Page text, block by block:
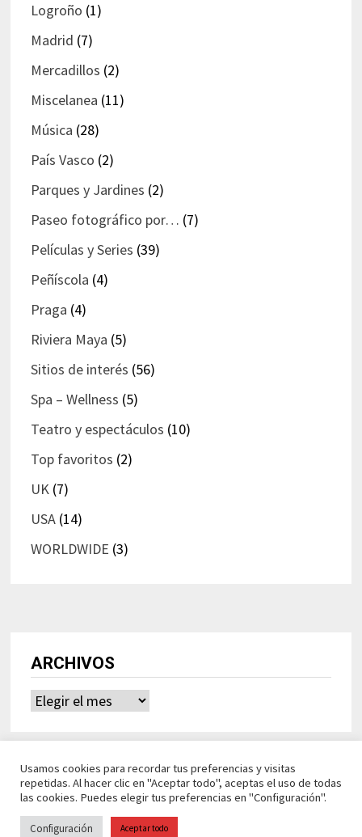
Logroño (1)
Madrid (7)
Mercadillos (2)
Miscelanea (11)
Música (28)
País Vasco (2)
Parques y Jardines (2)
Paseo fotográfico por… (7)
Películas y Series (39)
Peñíscola (4)
Praga (4)
Riviera Maya (5)
Sitios de interés (56)
Spa – Wellness (5)
Teatro y espectáculos (10)
Top favoritos (2)
UK(7)
USA(14)
WORLDWIDE (3)
ARCHIVOS
Archivos
Usamos cookies para recordar tus preferencias y visitas
repetidas. Al hacer clic en "Aceptar todo", aceptas el uso de todas
las cookies. Puedes elegir tus preferencias en "Configuración".
Configuración Aceptar todo